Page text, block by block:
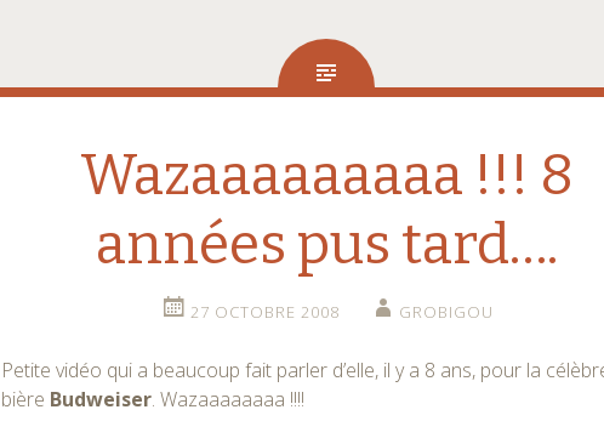
Wazaaaaaaaaa !!! 8
années pus tard….
27 OCTOBRE 2008 GROBIGOU
Petite vidéo qui a beaucoup fait parler d’elle, il y a 8 ans, pour la
bière Budweiser. Wazaaaaaaaa !!!!